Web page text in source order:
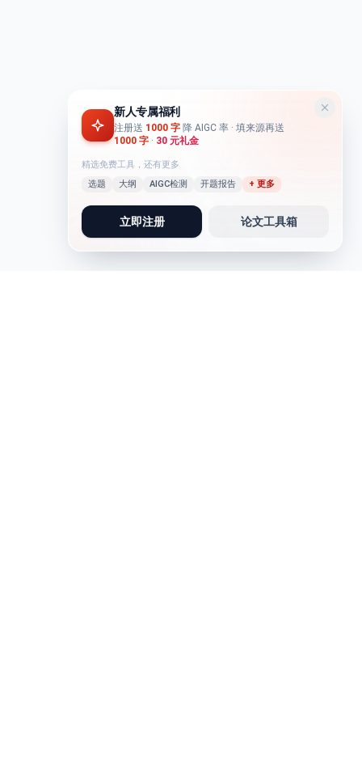
新人专属福利
注册送 1000 字 降 AIGC 率 · 填来源再送
1000 字 · 30 元礼金
精选免费工具，还有更多
选题
大纲 AIGC检测 开题报告 + 更多
立即注册 论文工具箱